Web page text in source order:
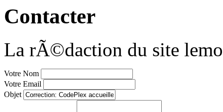
Contacter
La rÃ©daction du site
Votre Nom
Votre Email
Objet